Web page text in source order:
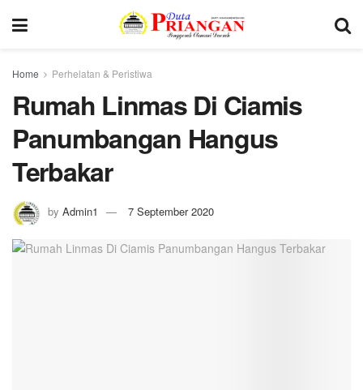
Home Perhelatan & Peristiwa
Rumah Linmas Di Ciamis
Panumbangan Hangus
Terbakar
by Admin1 7 September 2020